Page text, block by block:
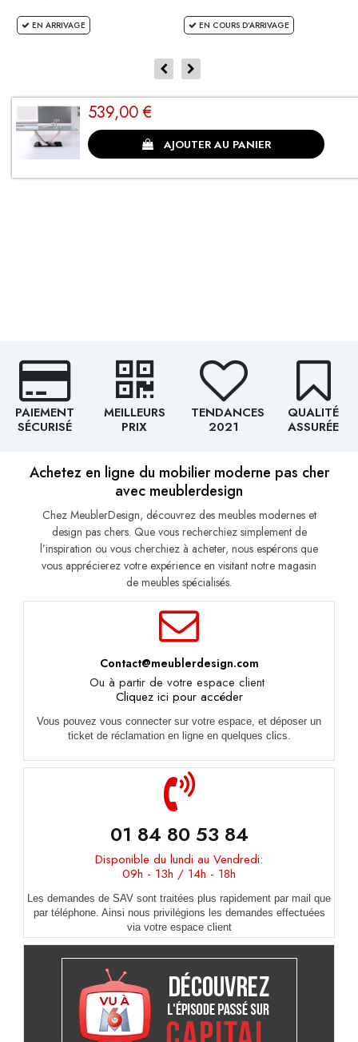
EN ARRIVAGE EN COURS D'ARRIVAGE
539,00 €
AJOUTER AU PANIER
CLIENTS SATISFAITS
PAIEMENT
SÉCURISÉ
MEILLEURS
PRIX
TENDANCES
2021
QUALITÉ
ASSURÉE
Achetez en ligne du mobilier moderne pas cher
avec meublerdesign
Chez MeublerDesign, découvrez des meubles modernes et
design pas chers. Que vous recherchiez simplement de
l’inspiration ou vous cherchiez à acheter, nous espérons que
vous apprécierez votre expérience en visitant notre magasin
de meubles spécialisés.
Contact@meublerdesign.com
Ou à partir de votre espace client
Cliquez ici pour accéder
Vous pouvez vous connecter sur votre espace, et déposer un
ticket de réclamation en ligne en quelques clics.
01 84 80 53 84
Disponible du lundi au Vendredi:
09h - 13h / 14h - 18h
Les demandes de SAV sont traitées plus rapidement par mail que
par téléphone. Ainsi nous privilégions les demandes effectuées
via votre espace client